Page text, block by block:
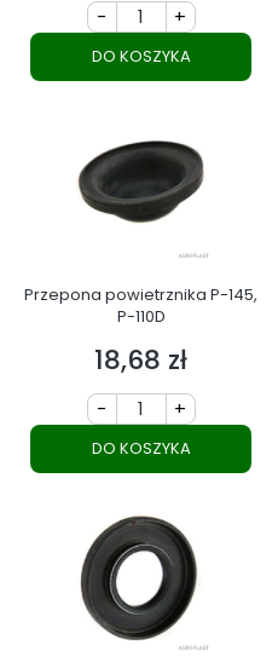
- +
DO KOSZYKA
Przepona powietrznika P-145,
P-110D
Cena
18,68 zł
- +
DO KOSZYKA